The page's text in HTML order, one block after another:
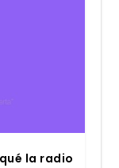
la radio